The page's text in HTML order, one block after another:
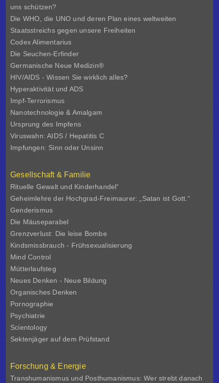
uns schützen?
Die WHO, die UNO und deren Plan eines weltweiten
Staatsstreichs gegen unsere Freiheiten
Codex Alimentarius
Die Seuchen-Erfinder
Germanische Neue Medizin®
HIV/AIDS - Wissen Sie wirklich alles?
Hyperaktivität und ADS
Impf-Terrorismus
Nanotechnologie & Amalgam
Ursprung des Impfens
Viruswahn: AIDS / Hepatitis C
Impfungen: Sinn oder Unsinn
Gesellschaft & Familie
Rituelle Gewalt und Kinderhandel“
Geheimlehre der Hochgrad-Freimaurer: „Satan ist Gott.“
Genderismus
Die Mäuseparabel
Grenzverlust: Die leise Bombe
Kindsmissbrauch - Frühsexualisierung
Mind Control
Mütterlaufsteg
Neues Denken - Neue Bildung
Organisches Denken
Pornographie
Psychiatrie
Scientology
Sektenjäger auf dem Prüfstand
Forschung & Energie
Transhumanismus und Posthumanismus: Wer strebt danach